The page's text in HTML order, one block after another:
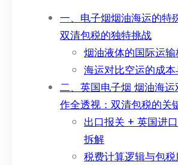
一、电子烟烟油海运的特
双清包税的独特挑战
烟油液体的国际运
海运对比空运的成
二、英国电子烟 烟油海
作全透视：双清包税的关
出口报关 + 英国进
拆解
税费计算逻辑与包